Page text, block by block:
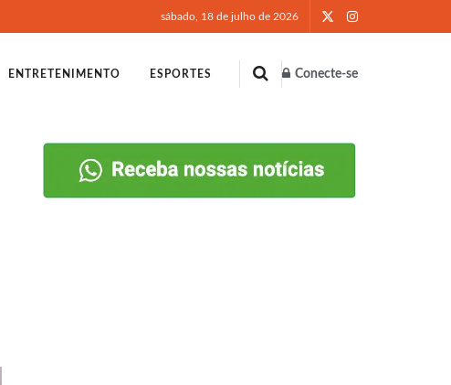
sábado, 18 de julho de 2026
ENTRETENIMENTO ESPORTES Conecte-se